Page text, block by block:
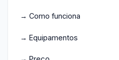
→ Como funciona
→ Equipamentos